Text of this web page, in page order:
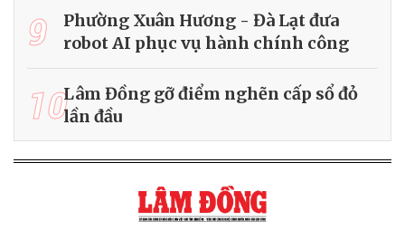
9
Phường Xuân Hương - Đà Lạt đưa
robot AI phục vụ hành chính công
10Lâm Đồng gỡ điểm nghẽn cấp sổ đỏ
lần đầu